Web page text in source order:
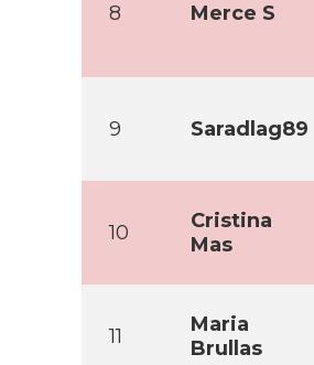
8 Merce S
9 Saradlag89
10
Cristina
Mas
11
Maria
Brullas